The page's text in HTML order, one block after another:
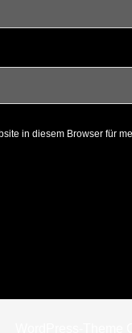
in diesem Browser für